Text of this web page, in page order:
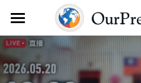
首頁
新聞雲